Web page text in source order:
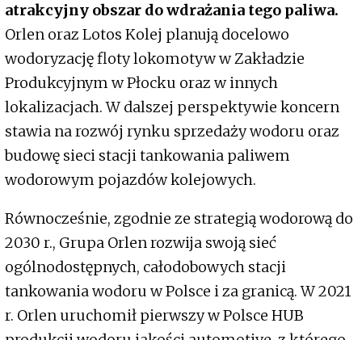
atrakcyjny obszar do wdrażania tego paliwa.
Orlen oraz Lotos Kolej planują docelowo
wodoryzację floty lokomotyw w Zakładzie
Produkcyjnym w Płocku oraz w innych
lokalizacjach. W dalszej perspektywie koncern
stawia na rozwój rynku sprzedaży wodoru oraz
budowę sieci stacji tankowania paliwem
wodorowym pojazdów kolejowych.
Równocześnie, zgodnie ze strategią wodorową do
2030 r., Grupa Orlen rozwija swoją sieć
ogólnodostępnych, całodobowych stacji
tankowania wodoru w Polsce i za granicą. W 2021
r. Orlen uruchomił pierwszy w Polsce HUB